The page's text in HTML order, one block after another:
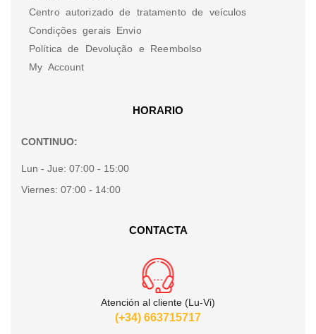
Centro autorizado de tratamento de veículos
Condições gerais Envio
Política de Devolução e Reembolso
My Account
HORARIO
CONTINUO:
Lun - Jue: 07:00 - 15:00
Viernes: 07:00 - 14:00
CONTACTA
Atención al cliente (Lu-Vi)
(+34) 663715717